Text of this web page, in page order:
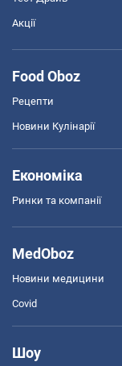
Акції
Food Oboz
Рецепти
Новини Кулінарії
Економіка
Ринки та компанії
MedOboz
Новини медицини
Covid
Шоу